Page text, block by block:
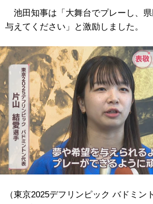
池田知事は「大舞台でプレーし、
与えてください」と激励しました。
（東京2025デフリンピック バドミン